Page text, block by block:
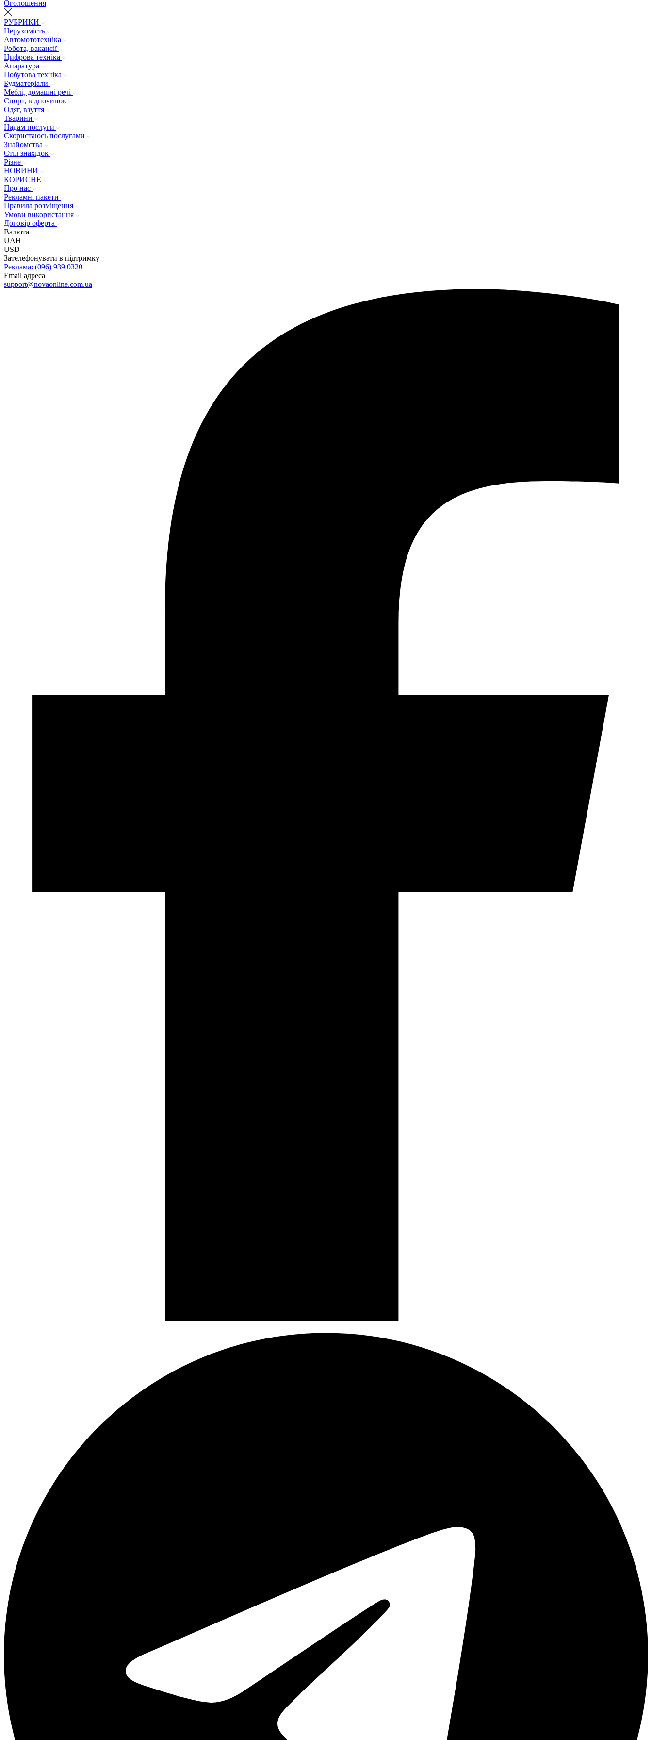
Оголошення
РУБРИКИ
Нерухомість
Автомототехніка
Робота, вакансії
Цифрова техніка
Апаратура
Побутова техніка
Будматеріали
Меблі, домашні речі
Спорт, відпочинок
Одяг, взуття
Тварини
Надам послуги
Скористаюсь послугами
Знайомства
Стіл знахідок
Різне
НОВИНИ
КОРИСНЕ
Про нас
Рекламні пакети
Правила розміщення
Умови використання
Договір оферта
Валюта
UAH
USD
Зателефонувати в підтримку
Реклама: (096) 939 0320
Email адреса
au.moc.enilnoavon
@troppus